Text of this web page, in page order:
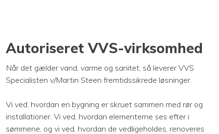
Autoriseret VVS-virksomhed
Når det gælder vand, varme og sanitet, så leverer VVS
Specialisten v/Martin Steen fremtidssikrede løsninger.
Vi ved, hvordan en bygning er skruet sammen med rør og
installationer. Vi ved, hvordan elementerne ses efter i
sømmene, og vi ved, hvordan de vedligeholdes, renoveres